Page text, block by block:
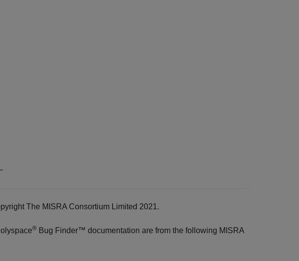
The MISRA Consortium Limited 2021.
® Bug Finder™ documentation are from the following MISRA